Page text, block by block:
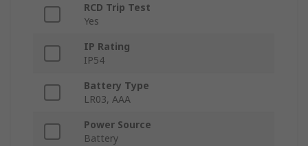
RCD Trip Test
Yes
IP Rating
IP54
Battery Type
LR03, AAA
Power Source
Battery